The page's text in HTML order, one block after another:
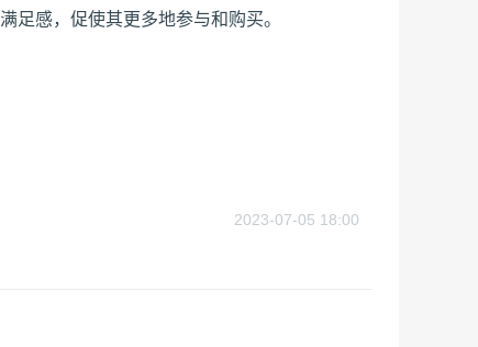
足感，促使其更多地参与和购买。
2023-07-05 18:00